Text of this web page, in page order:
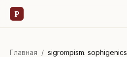
Р
Главная / sigrompism. sophigenics